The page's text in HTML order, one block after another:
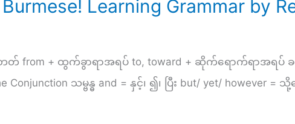
Burmese! Learning Grammar by
ဘတ် from + ထွက်ခွာရာအရပ် to, toward + ဆိုက်ရောက်ရာအရပ်
Conjunction သမ္ဗန္ဓ and = နှင့်၊ ၍၊ ပြီး but/ yet/